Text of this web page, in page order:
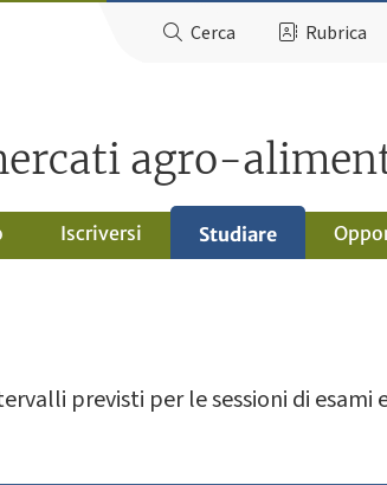
Cerca Rubrica
agro-
Iscriversi Studiare
previsti per le sessioni di esami